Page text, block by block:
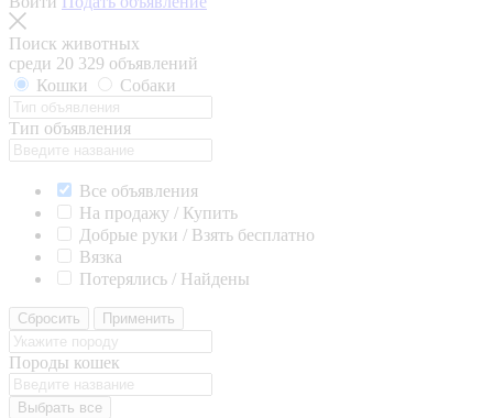
Поиск животных
среди 20 329 объявлений
Кошки
Собаки
Тип объявления
Все объявления
На продажу / Купить
Добрые руки / Взять бесплатно
Вязка
Потерялись / Найдены
Сбросить Применить
Породы кошек
Выбрать все